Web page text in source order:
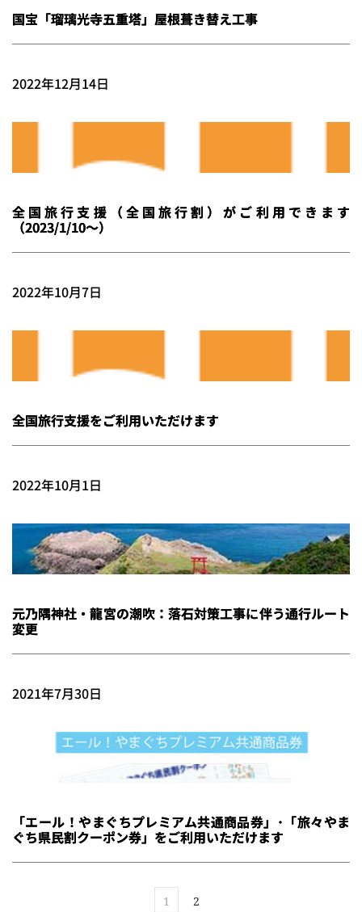
国宝「瑠璃光寺五重塔」屋根葺き替え工事
2022年12月14日
全国旅行支援（全国旅行割）がご利用できます
（2023/1/10～）
2022年10月7日
全国旅行支援をご利用いただけます
2022年10月1日
元乃隅神社・龍宮の潮吹：落石対策工事に伴う通行ルート
変更
2021年7月30日
「エール！やまぐちプレミアム共通商品券」･「旅々やま
ぐち県民割クーポン券」をご利用いただけます
1 2